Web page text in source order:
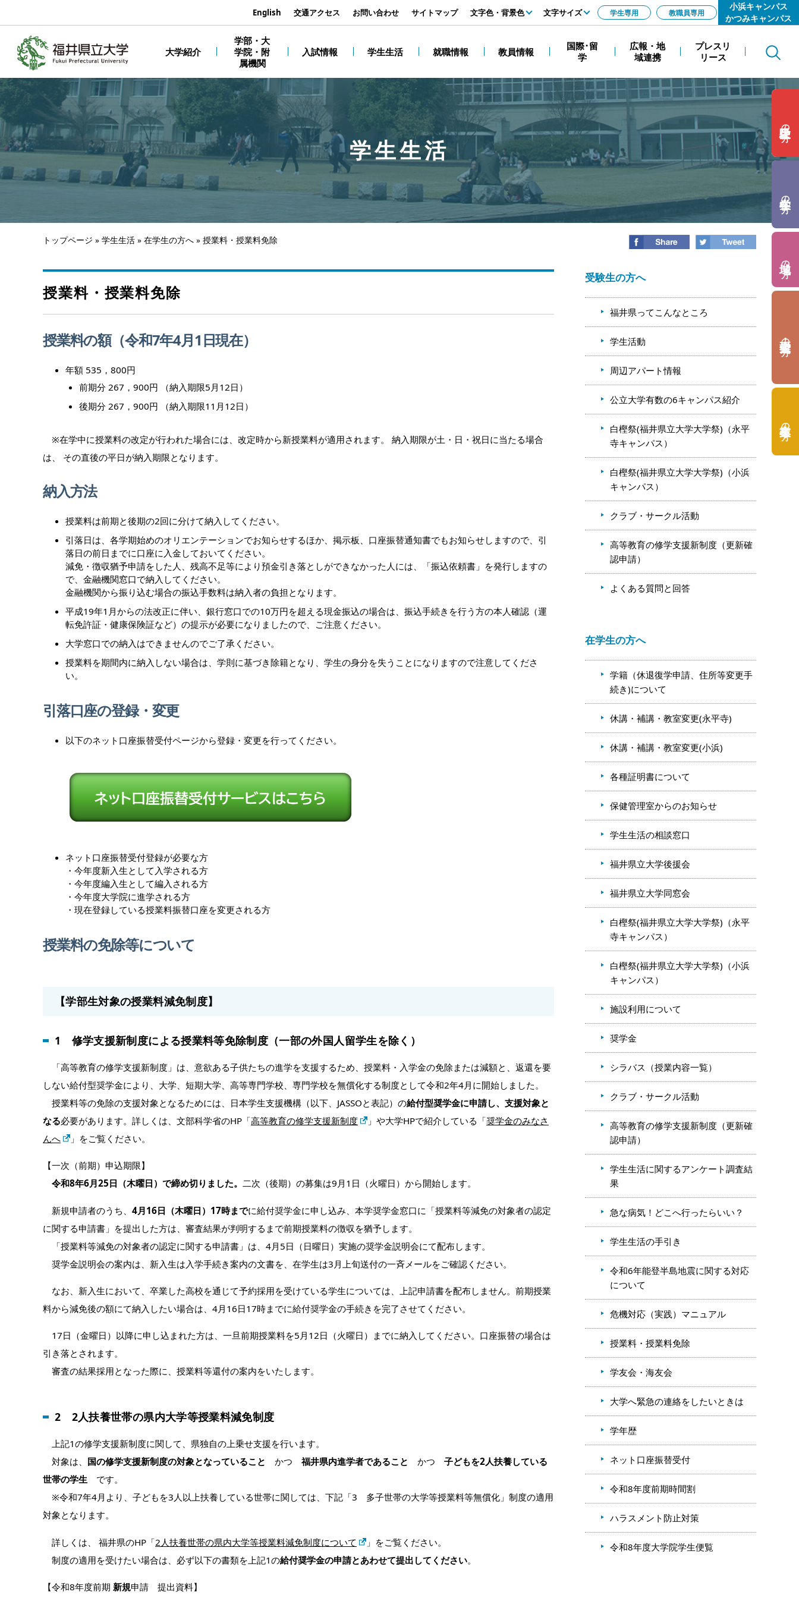
Search
大学紹介
学部・大
学院・附
属機関
入試情報 学生生活 就職情報 教員情報
国際･留
学
広報・地
域連携
プレスリ
リース
小浜キャンパス
かつみキャンパス
の方
の方
の方
の方
の方
English 交通アクセス お問い合わせ サイトマップ 文字色・背景色
黒
文字サイズ
拡大
学生専用 教職員専用
学生生活
トップページ » 学生生活 » 在学生の方へ » 授業料・授業料免除
授業料・授業料免除
授業料の額（令和7年4月1日現在）
年額 535，800円
前期分 267，900円 （納入期限5月12日）
後期分 267，900円 （納入期限11月12日）
※在学中に授業料の改定が行われた場合には、改定時から新授業料が適用されます。 納入期限が土・日・祝日に当たる場合
は、 その直後の平日が納入期限となります。
納入方法
授業料は前期と後期の2回に分けて納入してください。
引落日は、各学期始めのオリエンテーションでお知らせするほか、掲示板、口座振替通知書でもお知らせしますので、引
落日の前日までに口座に入金しておいてください。
減免・徴収猶予申請をした人、残高不足等により預金引き落としができなかった人には、「振込依頼書」を発行しますの
で、金融機関窓口で納入してください。
金融機関から振り込む場合の振込手数料は納入者の負担となります。
平成19年1月からの法改正に伴い、銀行窓口での10万円を超える現金振込の場合は、振込手続きを行う方の本人確認（運
転免許証・健康保険証など）の提示が必要になりましたので、ご注意ください。
大学窓口での納入はできませんのでご了承ください。
授業料を期間内に納入しない場合は、学則に基づき除籍となり、学生の身分を失うことになりますので注意してくださ
い。
引落口座の登録・変更
以下のネット口座振替受付ページから登録・変更を行ってください。
ネット口座振替受付登録が必要な方
・今年度新入生として入学される方
・今年度編入生として編入される方
・今年度大学院に進学される方
・現在登録している授業料振替口座を変更される方
授業料の免除等について
【学部生対象の授業料減免制度】
1 修学支援新制度による授業料等免除制度（一部の外国人留学生を除く）
「高等教育の修学支援新制度」は、意欲ある子供たちの進学を支援するため、授業料・入学金の免除または減額と、返還を要
しない給付型奨学金により、大学、短期大学、高等専門学校、専門学校を無償化する制度として令和2年4月に開始しました。
授業料等の免除の支援対象となるためには、日本学生支援機構（以下、JASSOと表記）の給付型奨学金に申請し、支援対象と
なる必要があります。詳しくは、文部科学省のHP「高等教育の修学支援新制度 」や大学HPで紹介している「奨学金のみなさ
んへ
」をご覧ください。
【一次（前期）申込期限】
令和8年6月25日（木曜日）で締め切りました。 二次（後期）の募集は9月1日（火曜日）から開始します。
新規申請者のうち、 4月16日（木曜日）17時までに給付奨学金に申し込み、本学奨学金窓口に「授業料等減免の対象者の認定
に関する申請書」を提出した方は、審査結果が判明するまで前期授業料の徴収を猶予します。
「授業料等減免の対象者の認定に関する申請書」は、4月5日（日曜日）実施の奨学金説明会にて配布します。
奨学金説明会の案内は、新入生は入学手続き案内の文書を、在学生は3月上旬送付の一斉メールをご確認ください。
なお、新入生において、卒業した高校を通じて予約採用を受けている学生については、上記申請書を配布しません。前期授業
料から減免後の額にて納入したい場合は、4月16日17時までに給付奨学金の手続きを完了させてください。
17日（金曜日）以降に申し込まれた方は、一旦前期授業料を5月12日（火曜日）までに納入してください。口座振替の場合は
引き落とされます。
審査の結果採用となった際に、授業料等還付の案内をいたします。
2 2人扶養世帯の県内大学等授業料減免制度
上記1の修学支援新制度に関して、県独自の上乗せ支援を行います。
対象は、 国の修学支援新制度の対象となっていること かつ 福井県内進学者であること かつ 子どもを2人扶養している
世帯の学生 です。
※令和7年4月より、子どもを3人以上扶養している世帯に関しては、下記「3 多子世帯の大学等授業料等無償化」制度の適用
対象となります。
詳しくは、 福井県のHP「2人扶養世帯の県内大学等授業料減免制度について
」をご覧ください。
制度の適用を受けたい場合は、必ず以下の書類を上記1の給付奨学金の申請とあわせて提出してください。
【令和8年度前期 新規申請 提出資料】
受験生の方へ
福井県ってこんなところ
学生活動
周辺アパート情報
公立大学有数の6キャンパス紹介
白樫祭(福井県立大学大学祭)（永平
寺キャンパス）
白樫祭(福井県立大学大学祭)（小浜
キャンパス）
クラブ・サークル活動
高等教育の修学支援新制度（更新確
認申請）
よくある質問と回答
在学生の方へ
学籍（休退復学申請、住所等変更手
続き)について
休講・補講・教室変更(永平寺)
休講・補講・教室変更(小浜)
各種証明書について
保健管理室からのお知らせ
学生生活の相談窓口
福井県立大学後援会
福井県立大学同窓会
白樫祭(福井県立大学大学祭)（永平
寺キャンパス）
白樫祭(福井県立大学大学祭)（小浜
キャンパス）
施設利用について
奨学金
シラバス（授業内容一覧）
クラブ・サークル活動
高等教育の修学支援新制度（更新確
認申請）
学生生活に関するアンケート調査結
果
急な病気！どこへ行ったらいい？
学生生活の手引き
令和6年能登半島地震に関する対応
について
危機対応（実践）マニュアル
授業料・授業料免除
学友会・海友会
大学へ緊急の連絡をしたいときは
学年歴
ネット口座振替受付
令和8年度前期時間割
ハラスメント防止対策
令和8年度大学院学生便覧